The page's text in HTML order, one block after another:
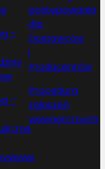
–
–
postępowania
dla
Dostawców
i
Producentów
Procedura
zgłoszeń
wewnętrznych